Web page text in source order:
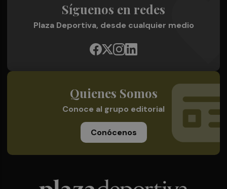
Síguenos en redes
Plaza Deportiva, desde cualquier medio
Quienes Somos
Conoce al grupo editorial
Conócenos